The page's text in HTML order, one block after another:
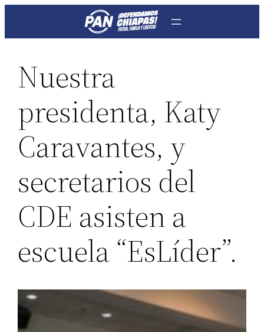
Nuestra
presidenta, Katy
Caravantes, y
secretarios del
CDE asisten a
escuela “EsLíder”.